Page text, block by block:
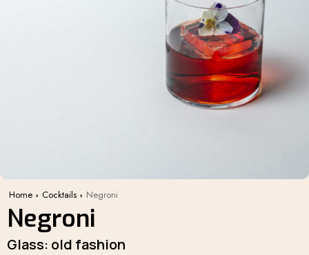
Home Cocktails Negroni
Negroni
Glass: old fashion